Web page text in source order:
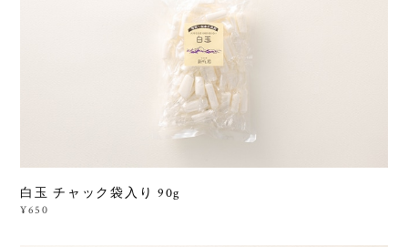
白玉 チャック袋入り 90g
¥650